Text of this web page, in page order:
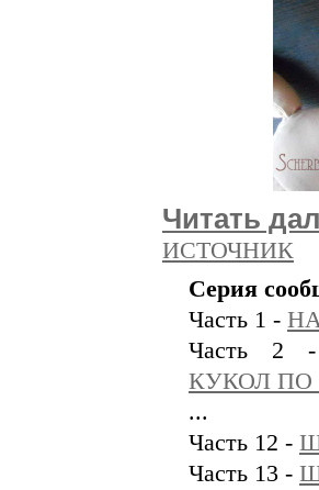
Читать
ИСТОЧНИК
Серия
Часть 1 -
Часть
КУКОЛ
...
Часть 12 -
Часть 13 -